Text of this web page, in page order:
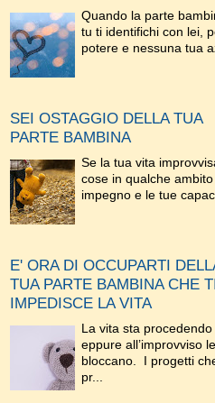
Quando la parte
tu ti identifichi con lei,
potere e nessuna tua
SEI OSTAGGIO DELLA TUA
PARTE BAMBINA
Se la tua vita
cose in qualche
impegno e le tue
E' ORA DI OCCUPARTI
TUA PARTE BAMBINA CHE
IMPEDISCE LA VITA
La vita sta
eppure all’improvviso
bloccano. I progetti
pr...